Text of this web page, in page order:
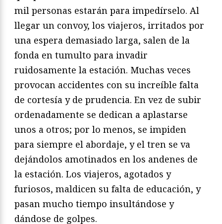
mil personas estarán para impedírselo. Al
llegar un convoy, los viajeros, irritados por
una espera demasiado larga, salen de la
fonda en tumulto para invadir
ruidosamente la estación. Muchas veces
provocan accidentes con su increíble falta
de cortesía y de prudencia. En vez de subir
ordenadamente se dedican a aplastarse
unos a otros; por lo menos, se impiden
para siempre el abordaje, y el tren se va
dejándolos amotinados en los andenes de
la estación. Los viajeros, agotados y
furiosos, maldicen su falta de educación, y
pasan mucho tiempo insultándose y
dándose de golpes.